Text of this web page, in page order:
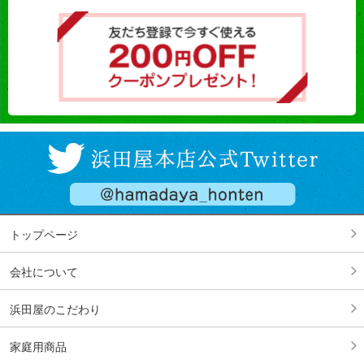
トップページ
会社について
浜田屋のこだわり
家庭用商品